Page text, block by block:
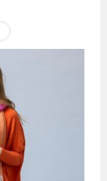
product
multiple
chosen
on
the
product
page